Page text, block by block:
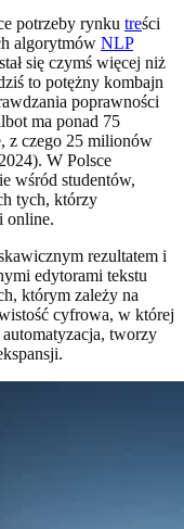
potrzeby rynku treści
algorytmów NLP
się czymś więcej niż
to potężny kombajn
poprawności
ma ponad 75
z czego 25 milionów
W Polsce
wśród studentów,
tych, którzy
online.
rezultatem i
edytorami tekstu
którym zależy na
cyfrowa, w której
tworzy